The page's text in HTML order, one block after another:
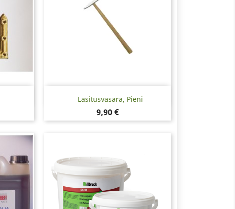
Lasitusvasara, Pieni
Hinta
9,90 €
Pikakatselu